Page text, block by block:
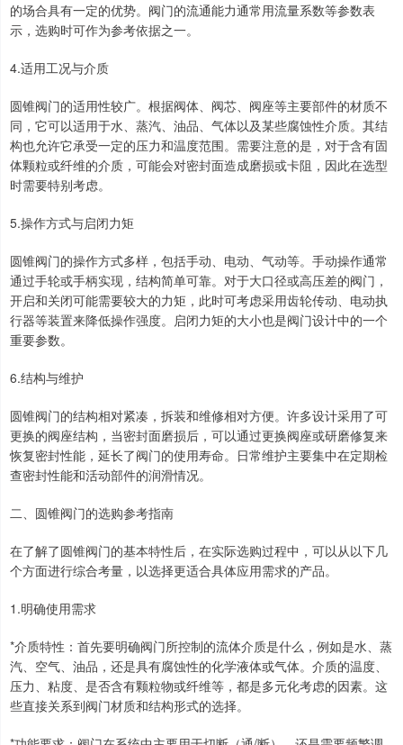
的场合具有一定的优势。阀门的流通能力通常用流量系数等参数表
示，选购时可作为参考依据之一。
4.适用工况与介质
圆锥阀门的适用性较广。根据阀体、阀芯、阀座等主要部件的材质不
同，它可以适用于水、蒸汽、油品、气体以及某些腐蚀性介质。其结
构也允许它承受一定的压力和温度范围。需要注意的是，对于含有固
体颗粒或纤维的介质，可能会对密封面造成磨损或卡阻，因此在选型
时需要特别考虑。
5.操作方式与启闭力矩
圆锥阀门的操作方式多样，包括手动、电动、气动等。手动操作通常
通过手轮或手柄实现，结构简单可靠。对于大口径或高压差的阀门，
开启和关闭可能需要较大的力矩，此时可考虑采用齿轮传动、电动执
行器等装置来降低操作强度。启闭力矩的大小也是阀门设计中的一个
重要参数。
6.结构与维护
圆锥阀门的结构相对紧凑，拆装和维修相对方便。许多设计采用了可
更换的阀座结构，当密封面磨损后，可以通过更换阀座或研磨修复来
恢复密封性能，延长了阀门的使用寿命。日常维护主要集中在定期检
查密封性能和活动部件的润滑情况。
二、圆锥阀门的选购参考指南
在了解了圆锥阀门的基本特性后，在实际选购过程中，可以从以下几
个方面进行综合考量，以选择更适合具体应用需求的产品。
1.明确使用需求
*介质特性：首先要明确阀门所控制的流体介质是什么，例如是水、蒸
汽、空气、油品，还是具有腐蚀性的化学液体或气体。介质的温度、
压力、粘度、是否含有颗粒物或纤维等，都是多元化考虑的因素。这
些直接关系到阀门材质和结构形式的选择。